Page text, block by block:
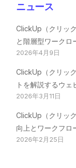
ニュース
ClickUp（クリッ
と階層型ワークロ
2026年4月9日
ClickUp（クリッ
トを解説するウェ
2026年3月11日
ClickUp（クリッ
向上とワークフロ
2026年2月25日